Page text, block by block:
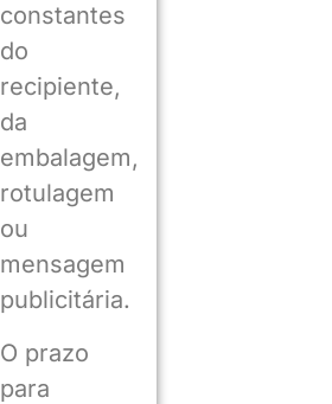
constantes
do
recipiente,
da
embalagem,
rotulagem
ou
mensagem
publicitária.
O prazo
para